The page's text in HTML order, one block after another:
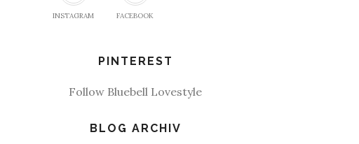
INSTAGRAM FACEBOOK
PINTEREST
Follow Bluebell Lovestyle
BLOG ARCHIV